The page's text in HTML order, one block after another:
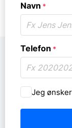
© Copyright.
Navn *
Telefon *
Må
vi
ringe
Jeg